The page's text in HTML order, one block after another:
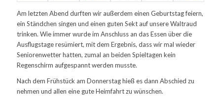
Am letzten Abend durften wir außerdem einen Geburtstag feiern,
ein Ständchen singen und einen guten Sekt auf unsere Waltraud
trinken. Wie immer wurde im Anschluss an das Essen über die
Ausflugstage resümiert, mit dem Ergebnis, dass wir mal wieder
Seniorenwetter hatten, zumal an beiden Spieltagen kein
Regenschirm aufgespannt werden musste.
Nach dem Frühstück am Donnerstag hieß es dann Abschied zu
nehmen und allen eine gute Heimfahrt zu wünschen.